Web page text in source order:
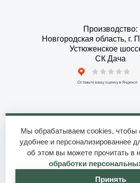
Производство:
Новгородская область, г.
Устюженское
СК Дача
2010-2026 © СК Дача - Дома и бани
Политики
Создание сайтов,
Мы обрабатываем cookies, чтобы
удобнее и персонализированнее
об этом вы можете прочитать в
обработки
Принять